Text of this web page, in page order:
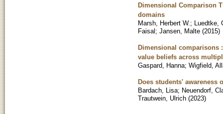
Dimensional Comparison
domains
Marsh, Herbert W. ; Luedtke,
Faisal; Jansen, Malte (2015)
Dimensional comparisons
value beliefs across
Gaspard, Hanna; Wigfield,
Does students' awareness
Bardach, Lisa; Neuendorf,
Trautwein, Ulrich (2023)